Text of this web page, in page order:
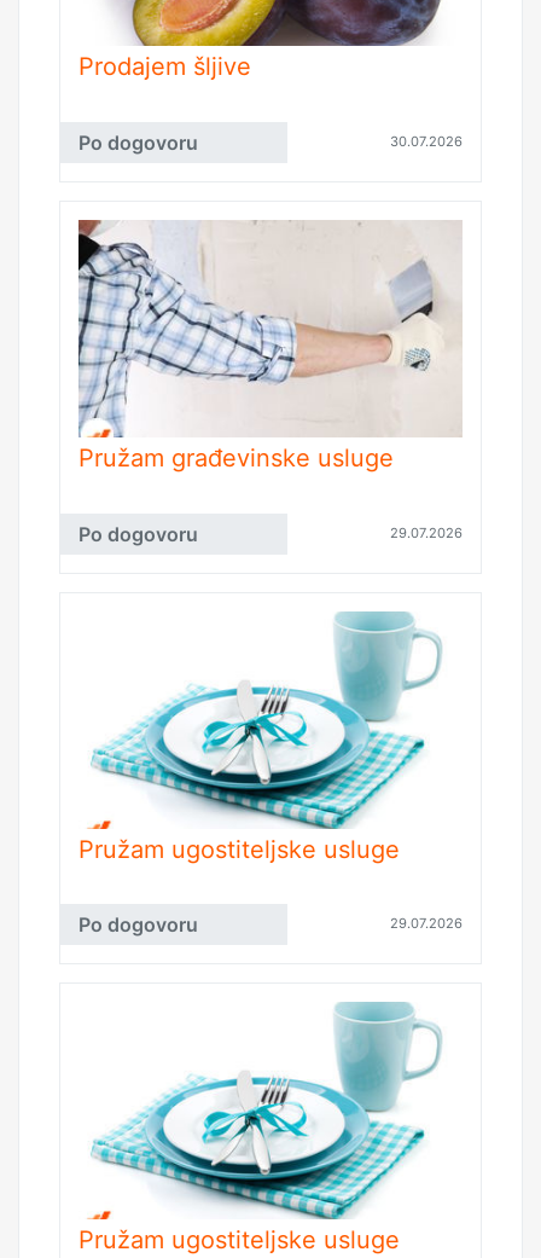
Prodajem šljive
Po dogovoru 30.07.2026
Pružam građevinske usluge
Po dogovoru 29.07.2026
Pružam ugostiteljske usluge
Po dogovoru 29.07.2026
Pružam ugostiteljske usluge